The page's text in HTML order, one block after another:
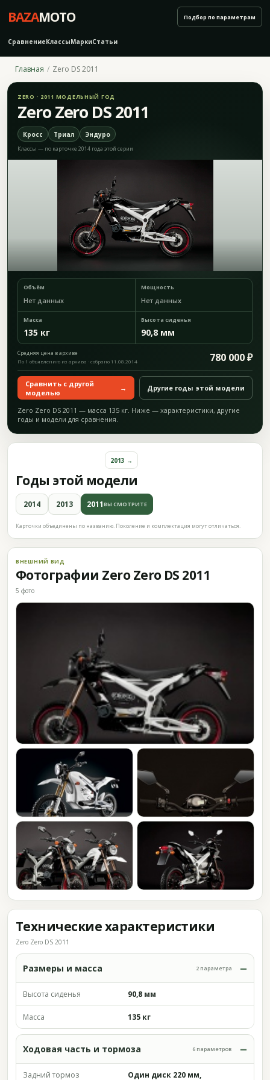
BAZAMOTO
СравнениеКлассыМаркиСтатьи
Подбор по параметрам
Главная Zero DS 2011
ZERO · 2011 МОДЕЛЬНЫЙ ГОД
Zero Zero DS 2011
Кросс Триал Эндуро
Классы — по карточке 2014 года этой серии
Объём
Нет данных
Мощность
Нет данных
Масса
135 кг
Высота сиденья
90,8 мм
Средняя цена в архиве 780 000 ₽
По 1 объявлению из архива · собрано 11.08.2014
Сравнить с другой
моделью
→ Другие годы этой модели
Zero Zero DS 2011 — масса 135 кг. Ниже — характеристики, другие
годы и модели для сравнения.
Годы этой модели
2013 →
2014 2013 2011ВЫ СМОТРИТЕ
Карточки объединены по названию. Поколение и комплектация могут отличаться.
ВНЕШНИЙ ВИД
Фотографии Zero Zero DS 2011
5 фото
Технические характеристики
Zero Zero DS 2011
Размеры и масса 2 параметра
Высота сиденья 90,8 мм
Масса 135 кг
Ходовая часть и тормоза 6 параметров
Задний тормоз Один диск 220 мм,